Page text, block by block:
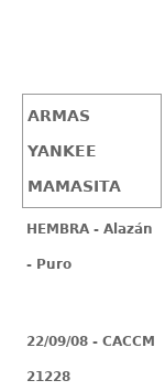
ARMAS
YANKEE
MAMASITA
HEMBRA - Alazán
- Puro
22/09/08 - CACCM
21228